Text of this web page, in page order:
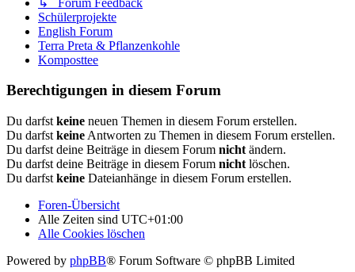
Schülerprojekte
English Forum
Terra Preta & Pflanzenkohle
Komposttee
Berechtigungen in diesem Forum
Du darfst keine neuen Themen in diesem Forum erstellen.
Du darfst keine Antworten zu Themen in diesem Forum erstellen.
Du darfst deine Beiträge in diesem Forum nicht ändern.
Du darfst deine Beiträge in diesem Forum nicht löschen.
Du darfst keine Dateianhänge in diesem Forum erstellen.
Foren-Übersicht
Alle Zeiten sind UTC+01:00
Alle Cookies löschen
Powered by phpBB® Forum Software © phpBB Limited